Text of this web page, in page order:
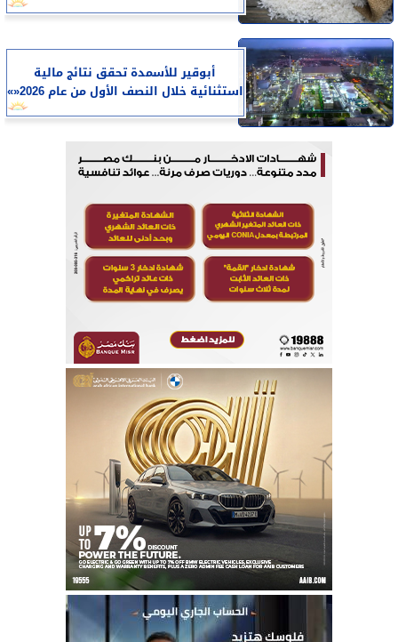
أبوقير للأسمدة تحقق نتائج مالية
استثنائية خلال النصف الأول من عام 2026«»